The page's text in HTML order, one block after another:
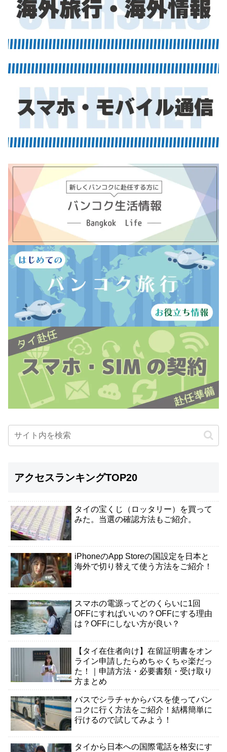
アクセスランキングTOP20
タイの宝くじ（ロッタリー）を買って
みた。当選の確認方法もご紹介。
iPhoneのApp Storeの国設定を日本と
海外で切り替えて使う方法をご紹介！
スマホの電源ってどのくらいに1回
OFFにすればいいの？OFFにする理由
は？OFFにしない方が良い？
【タイ在住者向け】在留証明書をオン
ライン申請したらめちゃくちゃ楽だっ
た！｜申請方法・必要書類・受け取り
方まとめ
バスでシラチャからバスを使ってバン
コクに行く方法をご紹介！結構簡単に
行けるので試してみよう！
タイから日本への国際電話を格安にす